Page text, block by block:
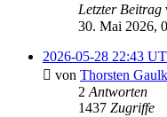
Letzter Beitrag
30. Mai 2026,
2026-05-28 22:43
von Thorsten
2 Antworten
1437 Zugriffe